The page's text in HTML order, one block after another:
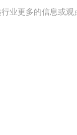
业更多的信息或